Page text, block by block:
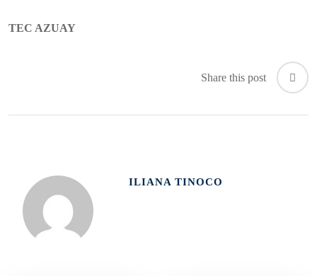
TEC AZUAY
Share this post
ILIANA TINOCO